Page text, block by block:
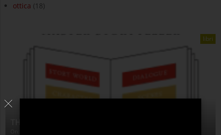
ottica (18)
libri